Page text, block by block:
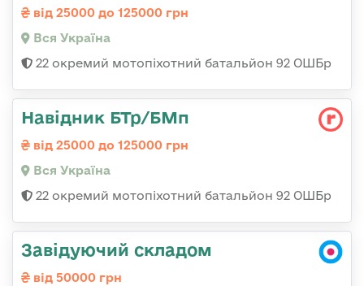
від 25000 до 125000 грн
Вся Україна
22 окремий мотопіхотний батальйон 92 ОШБр
Навідник БТр/БМп
від 25000 до 125000 грн
Вся Україна
22 окремий мотопіхотний батальйон 92 ОШБр
Завідуючий складом
від 50000 грн